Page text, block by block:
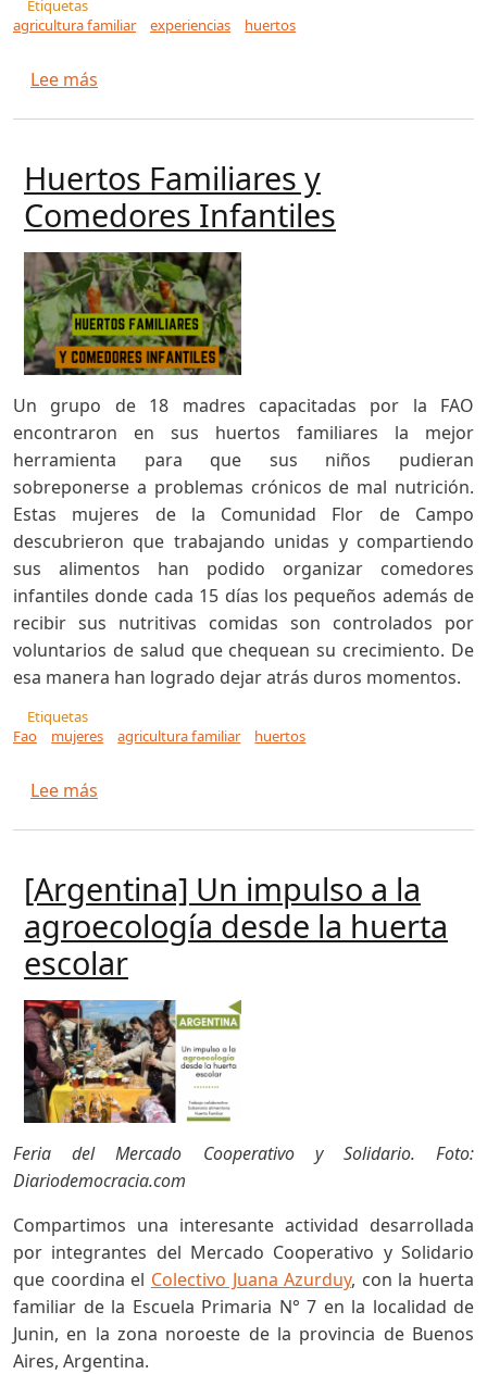
Etiquetas
agricultura familiar
experiencias huertos
Lee más
Huertos Familiares y
Comedores Infantiles
Un grupo de 18 madres capacitadas por la FAO
encontraron en sus huertos familiares la mejor
herramienta para que sus niños pudieran
sobreponerse a problemas crónicos de mal nutrición.
Estas mujeres de la Comunidad Flor de Campo
descubrieron que trabajando unidas y compartiendo
sus alimentos han podido organizar comedores
infantiles donde cada 15 días los pequeños además de
recibir sus nutritivas comidas son controlados por
voluntarios de salud que chequean su crecimiento. De
esa manera han logrado dejar atrás duros momentos.
Etiquetas
Fao
mujeres agricultura familiar huertos
Lee más
[Argentina] Un impulso a la
agroecología desde la huerta
escolar
Feria del Mercado Cooperativo y Solidario. Foto:
Diariodemocracia.com
Compartimos una interesante actividad desarrollada
por integrantes del Mercado Cooperativo y Solidario
que coordina el Colectivo Juana Azurduy, con la huerta
familiar de la Escuela Primaria N° 7 en la localidad de
Junin, en la zona noroeste de la provincia de Buenos
Aires, Argentina.